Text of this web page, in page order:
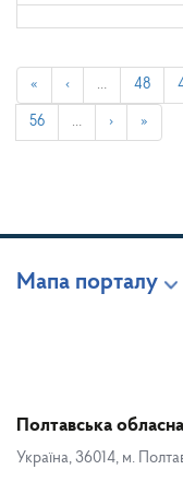
« ‹ … 48
56 … › »
Мапа порталу
Полтавська
Україна, 36014, м.